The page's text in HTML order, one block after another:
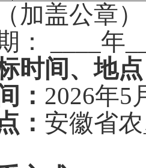
加盖公章
： ____年
时间、地点
： 2026年5
： 安徽省